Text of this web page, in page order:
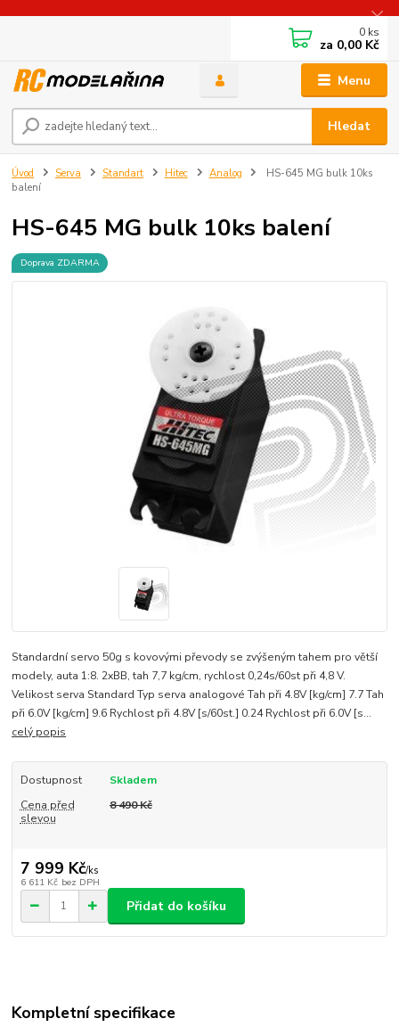
Menu
Hledat
0 ks
za 0,00 Kč
Úvod Serva Standart Hitec Analog
HS-645 MG bulk 10ks
balení
HS-645 MG bulk 10ks balení
Doprava ZDARMA
Standardní servo 50g s kovovými převody se zvýšeným tahem pro větší
modely, auta 1:8. 2xBB, tah 7,7 kg/cm, rychlost 0,24s/60st při 4,8 V.
Velikost serva Standard Typ serva analogové Tah při 4.8V [kg/cm] 7.7 Tah
při 6.0V [kg/cm] 9.6 Rychlost při 4.8V [s/60st.] 0.24 Rychlost při 6.0V [s...
celý popis
Dostupnost
Skladem
Cena před
slevou
8 490 Kč
7 999 Kč/ks
6 611 Kč bez DPH
Přidat do košíku
Kompletní specifikace